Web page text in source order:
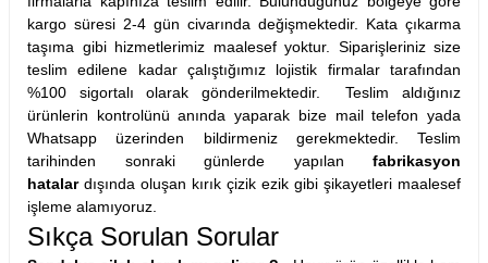
kargo süresi 2-4 gün civarında değişmektedir. Kata çıkarma
taşıma gibi hizmetlerimiz maalesef yoktur. Siparişleriniz size
teslim edilene kadar çalıştığımız lojistik firmalar tarafından
%100 sigortalı olarak gönderilmektedir. Teslim aldığınız
ürünlerin kontrolünü anında yaparak bize mail telefon yada
Whatsapp üzerinden bildirmeniz gerekmektedir. Teslim
tarihinden sonraki günlerde yapılan fabrikasyon
hatalar dışında oluşan kırık çizik ezik gibi şikayetleri maalesef
işleme alamıyoruz.
Sıkça Sorulan Sorular